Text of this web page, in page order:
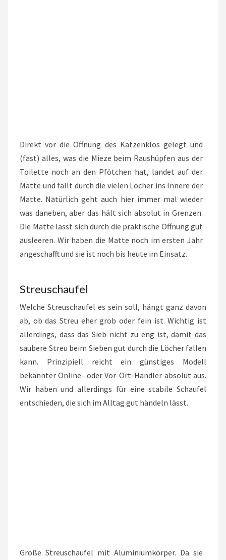
Direkt vor die Öffnung des Katzenklos gelegt und
(fast) alles, was die Mieze beim Raushüpfen aus der
Toilette noch an den Pfötchen hat, landet auf der
Matte und fällt durch die vielen Löcher ins Innere der
Matte. Natürlich geht auch hier immer mal wieder
was daneben, aber das hält sich absolut in Grenzen.
Die Matte lässt sich durch die praktische Öffnung gut
ausleeren. Wir haben die Matte noch im ersten Jahr
angeschafft und sie ist noch bis heute im Einsatz.
Streuschaufel
Welche Streuschaufel es sein soll, hängt ganz davon
ab, ob das Streu eher grob oder fein ist. Wichtig ist
allerdings, dass das Sieb nicht zu eng ist, damit das
saubere Streu beim Sieben gut durch die Löcher fallen
kann. Prinzipiell reicht ein günstiges Modell
bekannter Online- oder Vor-Ort-Händler absolut aus.
Wir haben und allerdings für eine stabile Schaufel
entschieden, die sich im Alltag gut händeln lässt.
Große Streuschaufel mit Aluminiumkörper. Da sie